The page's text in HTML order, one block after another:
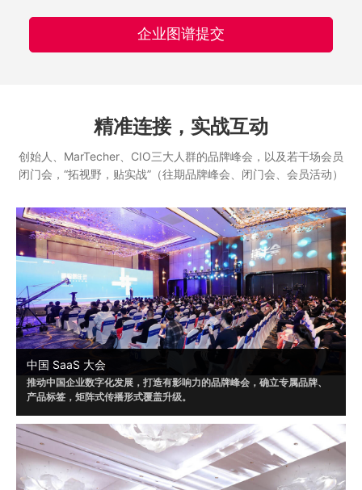
企业图谱提交
精准连接，实战互动
创始人、MarTecher、CIO三大人群的品牌峰会，以及若干场会员
闭门会，“拓视野，贴实战”（往期品牌峰会、闭门会、会员活动）
中国 SaaS 大会
推动中国企业数字化发展，打造有影响力的品牌峰会，确立专属品牌、
产品标签，矩阵式传播形式覆盖升级。